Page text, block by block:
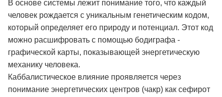
В основе системы лежит понимание того, что каждый
человек рождается с уникальным генетическим кодом,
который определяет его природу и потенциал. Этот код
можно расшифровать с помощью бодиграфа -
графической карты, показывающей энергетическую
механику человека.
Каббалистическое влияние проявляется через
понимание энергетических центров (чакр) как сефирот